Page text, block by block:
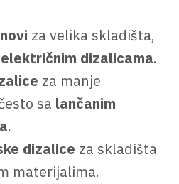
za velika skladišta,
električnim dizalicama.
za manje
sa lančanim
.
dizalice za skladišta
materijalima.